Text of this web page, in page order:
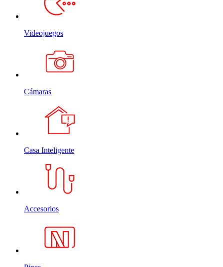
Videojuegos
Cámaras
Casa Inteligente
Accesorios